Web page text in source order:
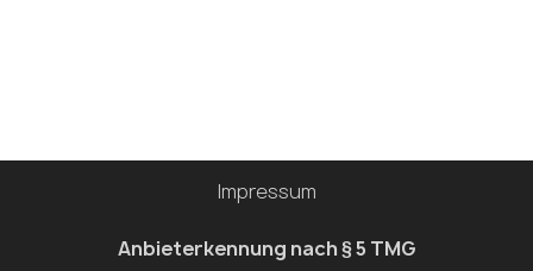
Impressum
Anbieterkennung nach § 5 TMG